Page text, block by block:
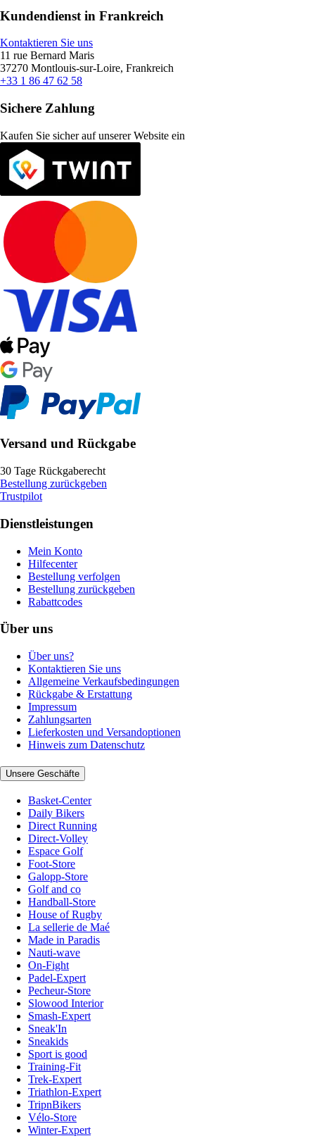
Kundendienst in Frankreich
Kontaktieren Sie uns
11 rue Bernard Maris
37270 Montlouis-sur-Loire, Frankreich
+33 1 86 47 62 58
Sichere Zahlung
Kaufen Sie sicher auf unserer Website ein
Versand und Rückgabe
30 Tage Rückgaberecht
Bestellung zurückgeben
Trustpilot
Dienstleistungen
Mein Konto
Hilfecenter
Bestellung verfolgen
Bestellung zurückgeben
Rabattcodes
Über uns
Über uns?
Kontaktieren Sie uns
Allgemeine Verkaufsbedingungen
Rückgabe & Erstattung
Impressum
Zahlungsarten
Lieferkosten und Versandoptionen
Hinweis zum Datenschutz
Unsere Geschäfte
Basket-Center
Daily Bikers
Direct Running
Direct-Volley
Espace Golf
Foot-Store
Galopp-Store
Golf and co
Handball-Store
House of Rugby
La sellerie de Maé
Made in Paradis
Nauti-wave
On-Fight
Padel-Expert
Pecheur-Store
Slowood Interior
Smash-Expert
Sneak'In
Sneakids
Sport is good
Training-Fit
Trek-Expert
Triathlon-Expert
TripnBikers
Vélo-Store
Winter-Expert